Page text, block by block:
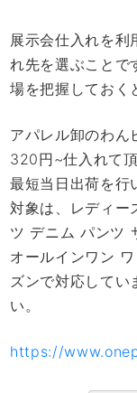
展示会仕入れを利
れ先を選ぶことで
場を把握しておく
アパレル卸のわん
320円~仕入れて
最短当日出荷を行
対象は、レディ
ツ デニム パンツ
オールインワン
ズンで対応してい
い。
https://